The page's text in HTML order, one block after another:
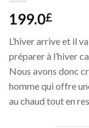
199.0£
L’hiver arrive et il
préparer à l’hiver
Nous avons donc
homme qui offre
au chaud tout en